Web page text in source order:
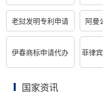
老挝发明专利申请 阿曼
伊春商标申请代办 菲律
国家资讯